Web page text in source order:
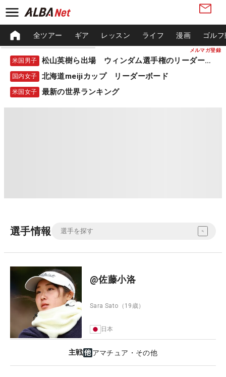
メルマガ登録
全ツアー ギア レッスン ライフ 漫画 ゴル
米国男子 松山英樹ら出場 ウィンダム選手権のリーダーボード
国内女子 北海道meijiカップ リーダーボード
米国女子 最新の世界ランキング
選手情報
@佐藤小洛
Sara Sato （19歳）
日本
主戦 アマチュア・その他